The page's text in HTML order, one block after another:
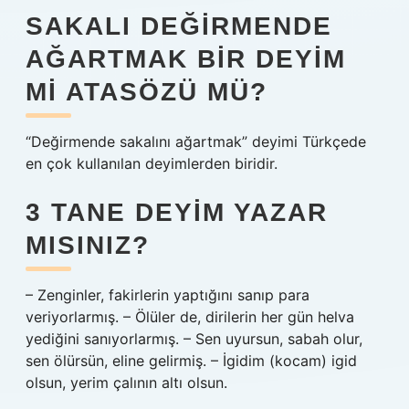
SAKALI DEĞIRMENDE
AĞARTMAK BIR DEYIM
MI ATASÖZÜ MÜ?
“Değirmende sakalını ağartmak” deyimi Türkçede
en çok kullanılan deyimlerden biridir.
3 TANE DEYIM YAZAR
MISINIZ?
– Zenginler, fakirlerin yaptığını sanıp para
veriyorlarmış. – Ölüler de, dirilerin her gün helva
yediğini sanıyorlarmış. – Sen uyursun, sabah olur,
sen ölürsün, eline gelirmiş. – İgidim (kocam) igid
olsun, yerim çalının altı olsun.